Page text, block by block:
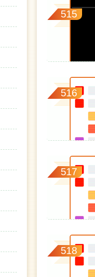
515
516
517
518